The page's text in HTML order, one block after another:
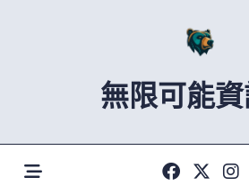
無限可能